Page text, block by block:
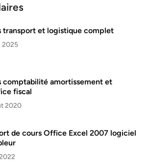
transport et logistique complet
2025
comptabilité amortissement et
fiscal
2020
de cours Office Excel 2007 logiciel